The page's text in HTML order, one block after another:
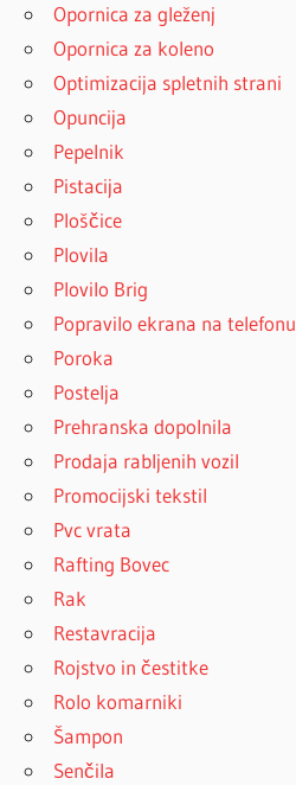
Opornica za gleženj
Opornica za koleno
Optimizacija spletnih strani
Opuncija
Pepelnik
Pistacija
Ploščice
Plovila
Plovilo Brig
Popravilo ekrana na telefonu
Poroka
Postelja
Prehranska dopolnila
Prodaja rabljenih vozil
Promocijski tekstil
Pvc vrata
Rafting Bovec
Rak
Restavracija
Rojstvo in čestitke
Rolo komarniki
Šampon
Senčila